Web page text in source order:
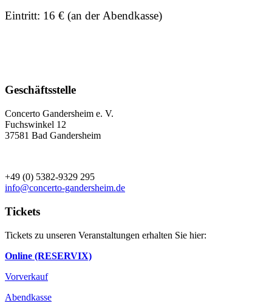
Eintritt: 16 € (an der Abendkasse)
Geschäftsstelle
Concerto Gandersheim e. V.
Fuchswinkel 12
37581 Bad Gandersheim
+49 (0) 5382-9329 295
info@concerto-gandersheim.de
Tickets
Tickets zu unseren Veranstaltungen erhalten Sie hier:
Online (RESERVIX)
Vorverkauf
Abendkasse